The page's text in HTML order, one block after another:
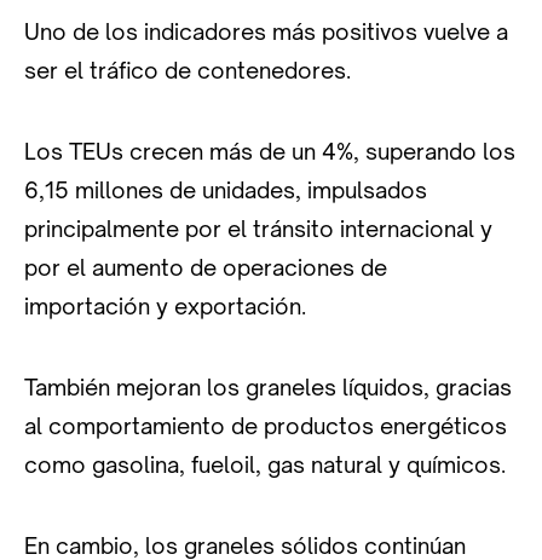
Uno de los indicadores más positivos vuelve a
ser el tráfico de contenedores.
Los TEUs crecen más de un 4%, superando los
6,15 millones de unidades, impulsados
principalmente por el tránsito internacional y
por el aumento de operaciones de
importación y exportación.
También mejoran los graneles líquidos, gracias
al comportamiento de productos energéticos
como gasolina, fueloil, gas natural y químicos.
En cambio, los graneles sólidos continúan